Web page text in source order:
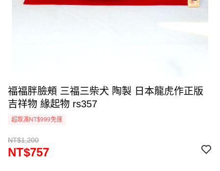
福福胖臉頰 三福三柴犬 陶製 日本龍虎作正版
吉祥物 緣起物 rs357
超取滿NT$999免運
NT$1,200
NT$757